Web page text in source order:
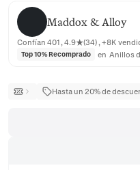
Maddox & Alloy
Maddox & Alloy
Confían 401 , 4.9★(34) , +8K
Top 10% Recomprado en Anillos
Hasta un 20% de